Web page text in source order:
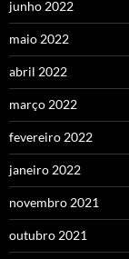
junho 2022
maio 2022
abril 2022
março 2022
fevereiro 2022
janeiro 2022
novembro 2021
outubro 2021